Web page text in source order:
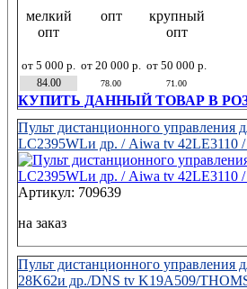
мелкий
опт
от 5 000 р.
опт
от 20 000 р.
крупный
опт
от 50 000 р.
84.00
78.00 71.00
КУПИТЬ ДАННЫЙ ТОВАР В
Пульт дистанционного управления
LC2395WLи др. / Aiwa tv 42LE3110
Артикул: 709639
на заказ
Пульт дистанционного управления
28K62и др./DNS tv K19A509/